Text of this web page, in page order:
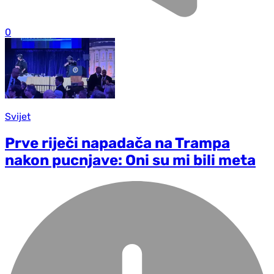
0
Svijet
Prve riječi napadača na Trampa
nakon pucnjave: Oni su mi bili meta